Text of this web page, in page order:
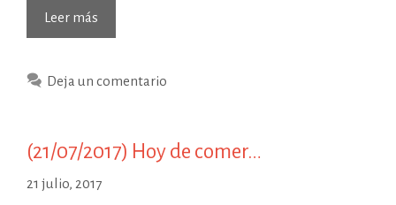
Leer más
Hoy
comer…
Deja un comentario
(21/07/2017) Hoy de comer…
21 julio, 2017